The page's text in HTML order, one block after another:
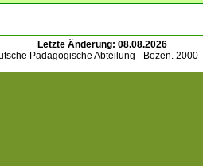
Letzte Änderung: 08.08.2026
Pädagogische Abteilung - Bozen. 2000